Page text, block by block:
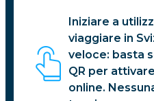
Iniziare a
viaggiare in
veloce: basta
QR per
online.